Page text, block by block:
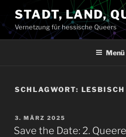
Inhalt
springen
STADT, LAND,
Vernetzung für hessische Queers
Menü
SCHLAGWORT: LESBISCH
VERÖFFENTLICHT
AM
3. MÄRZ 2025
Save the Date: 2.